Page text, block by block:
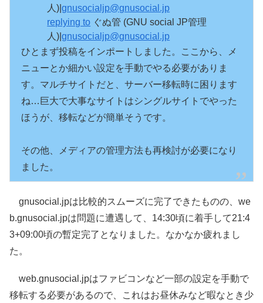
人)|gnusocialjp@gnusocial.jp
replying to ぐぬ管 (GNU social JP管理
人)|gnusocialjp@gnusocial.jp
ひとまず投稿をインポートしました。ここから、メ
ニューとか細かい設定を手動でやる必要がありま
す。マルチサイトだと、サーバー移転時に困ります
ね…巨大で大事なサイトはシングルサイトでやった
ほうが、移転などが簡単そうです。
その他、メディアの管理方法も再検討が必要になり
ました。
gnusocial.jpは比較的スムーズに完了できたものの、we
b.gnusocial.jpは問題に遭遇して、14:30頃に着手して21:4
3+09:00頃の暫定完了となりました。なかなか疲れまし
た。
web.gnusocial.jpはファビコンなど一部の設定を手動で
移転する必要があるので、これはお昼休みなど暇なとき少